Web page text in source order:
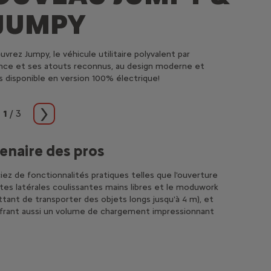
Jumpy, le véhicule utilitaire polyvalent par
et ses atouts reconnus, au design moderne et
disponible en version 100% électrique!
des pros
de fonctionnalités pratiques telles que l'ouverture
latérales coulissantes mains libres et le moduwork
de transporter des objets longs jusqu'à 4 m), et
aussi un volume de chargement impressionnant
1 /3 Suivant